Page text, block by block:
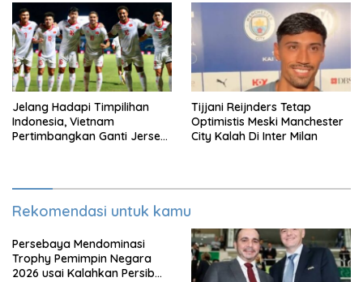
Jelang Hadapi Timpilihan
Indonesia, Vietnam
Pertimbangkan Ganti Jersey
Tijjani Reijnders Tetap
Optimistis Meski Manchester
City Kalah Di Inter Milan
Rekomendasi untuk kamu
Persebaya Mendominasi
Trophy Pemimpin Negara
2026 usai Kalahkan Persib